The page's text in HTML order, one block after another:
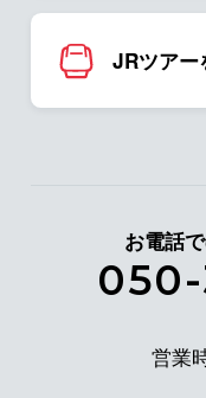
JRツアー
お電話
営業